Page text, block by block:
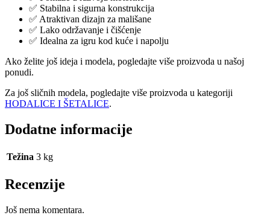
✅ Stabilna i sigurna konstrukcija
✅ Atraktivan dizajn za mališane
✅ Lako održavanje i čišćenje
✅ Idealna za igru kod kuće i napolju
Ako želite još ideja i modela, pogledajte više proizvoda u našoj
ponudi.
Za još sličnih modela, pogledajte više proizvoda u kategoriji
HODALICE I ŠETALICE.
Dodatne informacije
Težina 3 kg
Recenzije
Još nema komentara.